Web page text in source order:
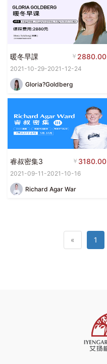
暖冬早課 ￥ 2880.00
2021-10-29-2021-12-24
Gloria?Goldberg
睿叔密集3 ￥ 3180.00
2021-09-11-2021-10-16
Richard Agar War
« 1